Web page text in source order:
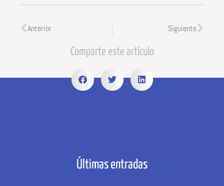
Anterior Siguiente
Comparte este artículo
Últimas entradas